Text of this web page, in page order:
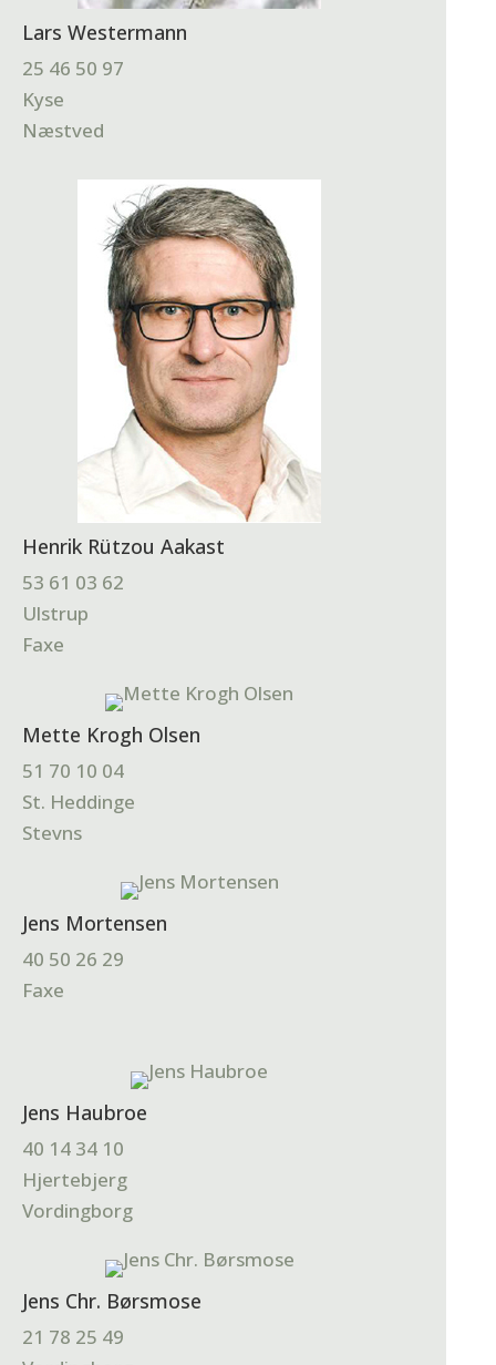
Lars Westermann
25 46 50 97
Kyse
Næstved
Henrik Rützou Aakast
53 61 03 62
Ulstrup
Faxe
Mette Krogh Olsen
51 70 10 04
St. Heddinge
Stevns
Jens Mortensen
40 50 26 29
Faxe
Jens Haubroe
40 14 34 10
Hjertebjerg
Vordingborg
Jens Chr. Børsmose
21 78 25 49